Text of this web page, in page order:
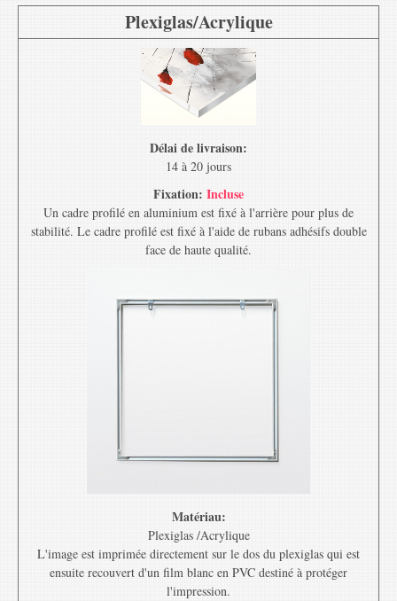
Plexiglas/Acrylique
Délai de livraison:
14 à 20 jours
Fixation: Incluse
Un cadre profilé en aluminium est fixé à l'arrière pour plus de
stabilité. Le cadre profilé est fixé à l'aide de rubans adhésifs double
face de haute qualité.
Matériau:
Plexiglas /Acrylique
L'image est imprimée directement sur le dos du plexiglas qui est
ensuite recouvert d'un film blanc en PVC destiné à protéger
l'impression.